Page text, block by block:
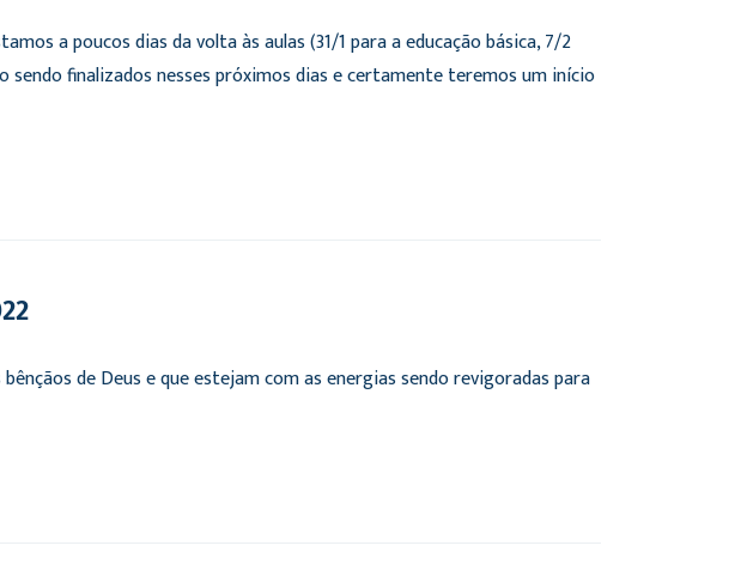
a poucos dias da volta às aulas (31/1 para a educação básica, 7/2
finalizados nesses próximos dias e certamente teremos um início
de Deus e que estejam com as energias sendo revigoradas para